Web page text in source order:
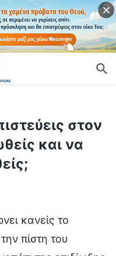
στον
και να
κανείς το
πίστη του